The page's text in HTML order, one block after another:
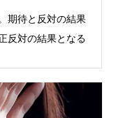
期待と反対の結果
反対の結果となる